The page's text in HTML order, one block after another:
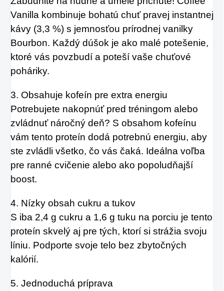
Vanilla kombinuje bohatú chuť pravej instantnej
kávy (3,3 %) s jemnosťou prírodnej vanilky
Bourbon. Každý dúšok je ako malé potešenie,
ktoré vás povzbudí a poteší vaše chuťové
poháriky.
3. Obsahuje kofeín pre extra energiu
Potrebujete nakopnúť pred tréningom alebo
zvládnuť náročný deň? S obsahom kofeínu
vám tento proteín dodá potrebnú energiu, aby
ste zvládli všetko, čo vás čaká. Ideálna voľba
pre ranné cvičenie alebo ako popoludňajší
boost.
4. Nízky obsah cukru a tukov
S iba 2,4 g cukru a 1,6 g tuku na porciu je tento
proteín skvelý aj pre tých, ktorí si strážia svoju
líniu. Podporte svoje telo bez zbytočných
kalórií.
5. Jednoduchá príprava